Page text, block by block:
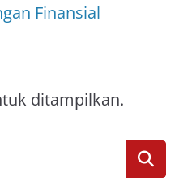
Finansial
ditampilkan.